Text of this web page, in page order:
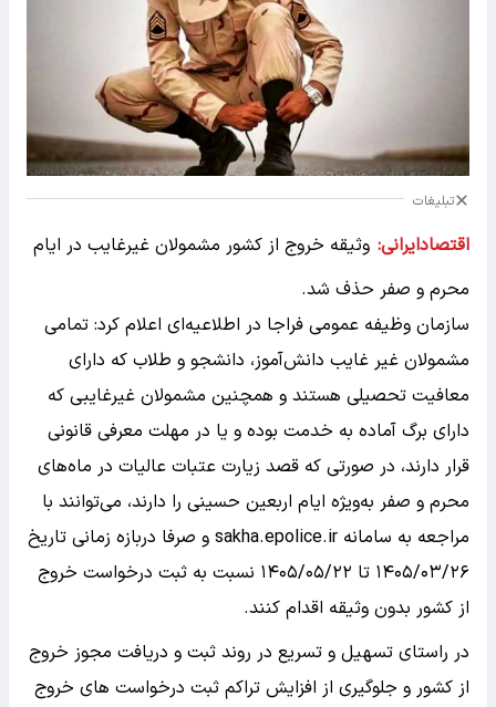
تبلیغات
اقتصادایرانی: وثیقه خروج از کشور مشمولان غیرغایب در ایام
محرم و صفر حذف شد.
سازمان وظیفه عمومی فراجا در اطلاعیه‌ای اعلام کرد: تمامی
مشمولان غیر غایب دانش‌آموز، دانشجو و طلاب که دارای
معافیت تحصیلی هستند و همچنین مشمولان غیرغایبی که
دارای برگ آماده به خدمت بوده و یا در مهلت معرفی قانونی
قرار دارند، در صورتی که قصد زیارت عتبات عالیات در ماه‌های
محرم و صفر به‌ویژه ایام اربعین حسینی را دارند، می‌توانند با
مراجعه به سامانه sakha.epolice.ir و صرفا دربازه زمانی تاریخ
۱۴۰۵/۰۳/۲۶ تا ۱۴۰۵/۰۵/۲۲ نسبت به ثبت درخواست خروج
از کشور بدون وثیقه اقدام کنند.
در راستای تسهیل و تسریع در روند ثبت و دریافت مجوز خروج
از کشور و جلوگیری از افزایش تراکم ثبت درخواست های خروج